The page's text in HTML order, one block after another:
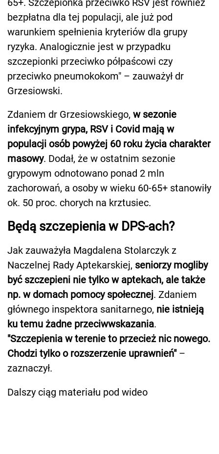
bezpłatna dla tej populacji, ale już pod
warunkiem spełnienia kryteriów dla grupy
ryzyka. Analogicznie jest w przypadku
szczepionki przeciwko półpaścowi czy
przeciwko pneumokokom" – zauważył dr
Grzesiowski.
Zdaniem dr Grzesiowskiego, w sezonie
infekcyjnym grypa, RSV i Covid mają w
populacji osób powyżej 60 roku życia charakter
masowy. Dodał, że w ostatnim sezonie
grypowym odnotowano ponad 2 mln
zachorowań, a osoby w wieku 60-65+ stanowiły
ok. 50 proc. chorych na krztusiec.
Będą szczepienia w DPS-ach?
Jak zauważyła Magdalena Stolarczyk z
Naczelnej Rady Aptekarskiej, seniorzy mogliby
być szczepieni nie tylko w aptekach, ale także
np. w domach pomocy społecznej. Zdaniem
głównego inspektora sanitarnego, nie istnieją
ku temu żadne przeciwwskazania.
"Szczepienia w terenie to przecież nic nowego.
Chodzi tylko o rozszerzenie uprawnień"–
zaznaczył.
Dalszy ciąg materiału pod wideo